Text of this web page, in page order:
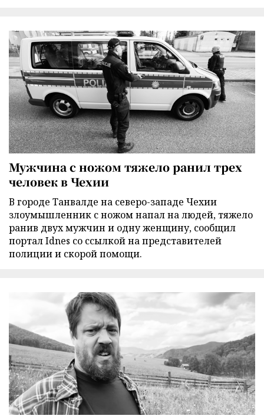
Мужчина с ножом тяжело ранил трех
человек в Чехии
В городе Танвалде на северо-западе Чехии
злоумышленник с ножом напал на людей, тяжело
ранив двух мужчин и одну женщину, сообщил
портал Idnes со ссылкой на представителей
полиции и скорой помощи.